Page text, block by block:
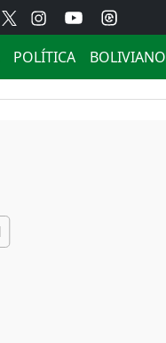
POLÍTICA